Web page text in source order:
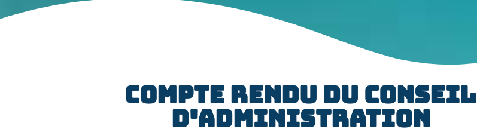
COMPTE RENDU DU CONSEIL
D'ADMINISTRATION